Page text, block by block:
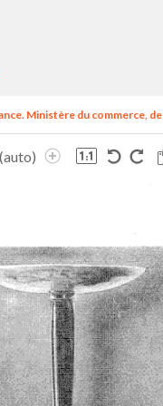
Ministère du commerce,
(auto)